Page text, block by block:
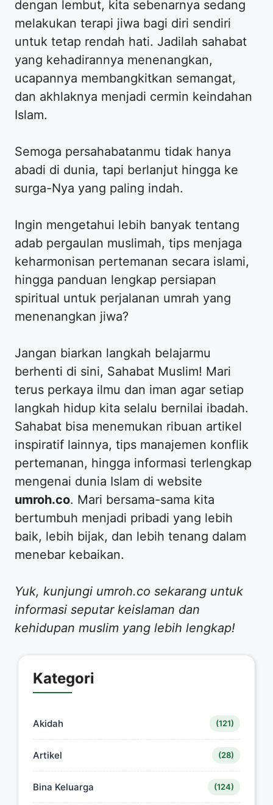
dengan lembut, kita sebenarnya sedang
melakukan terapi jiwa bagi diri sendiri
untuk tetap rendah hati. Jadilah sahabat
yang kehadirannya menenangkan,
ucapannya membangkitkan semangat,
dan akhlaknya menjadi cermin keindahan
Islam.
​Semoga persahabatanmu tidak hanya
abadi di dunia, tapi berlanjut hingga ke
surga-Nya yang paling indah.
​Ingin mengetahui lebih banyak tentang
adab pergaulan muslimah, tips menjaga
keharmonisan pertemanan secara islami,
hingga panduan lengkap persiapan
spiritual untuk perjalanan umrah yang
menenangkan jiwa?
​Jangan biarkan langkah belajarmu
berhenti di sini, Sahabat Muslim! Mari
terus perkaya ilmu dan iman agar setiap
langkah hidup kita selalu bernilai ibadah.
Sahabat bisa menemukan ribuan artikel
inspiratif lainnya, tips manajemen konflik
pertemanan, hingga informasi terlengkap
mengenai dunia Islam di website
umroh.co. Mari bersama-sama kita
bertumbuh menjadi pribadi yang lebih
baik, lebih bijak, dan lebih tenang dalam
menebar kebaikan.
Yuk, kunjungi umroh.co sekarang untuk
informasi seputar keislaman dan
kehidupan muslim yang lebih lengkap!
Kategori
Akidah (121)
Artikel (28)
Bina Keluarga (124)